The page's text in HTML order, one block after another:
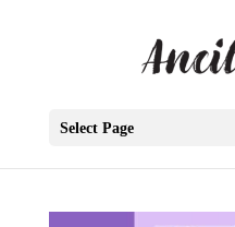
Select Page